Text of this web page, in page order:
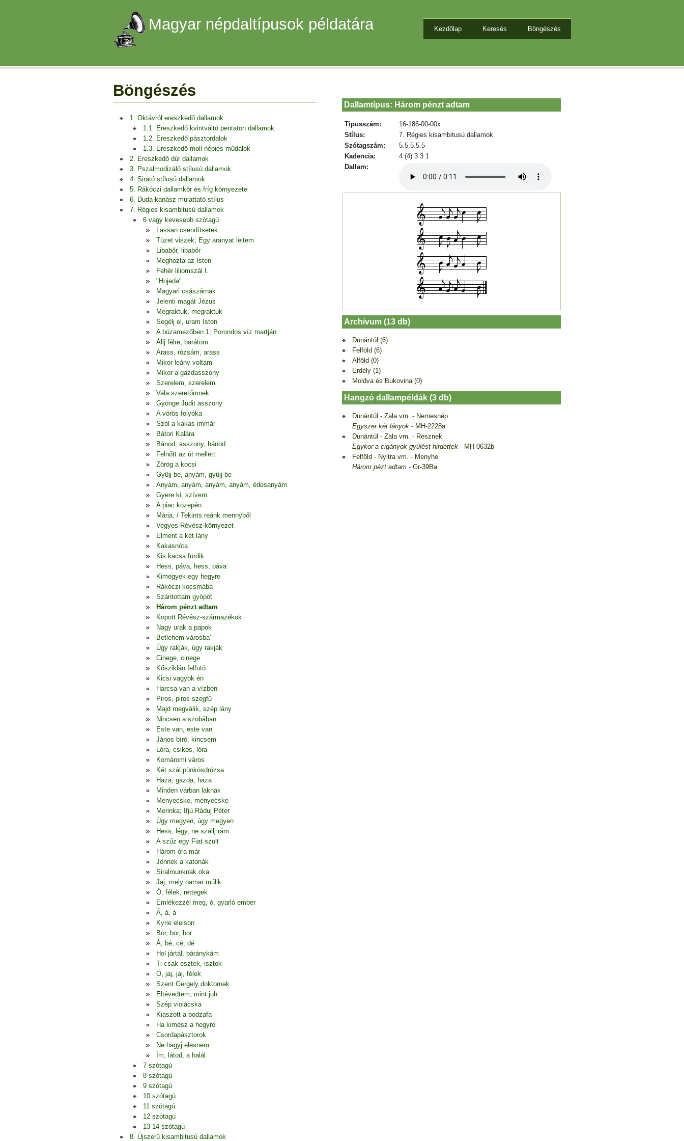
Magyar népdaltípusok példatára Kezdőlap Keresés Böngészés
Böngészés
1. Oktávról ereszkedő dallamok
1.1. Ereszkedő kvintváltó pentaton dallamok
1.2. Ereszkedő pásztordalok
1.3. Ereszkedő moll népies műdalok
2. Ereszkedő dúr dallamok
3. Pszalmodizáló stílusú dallamok
4. Sirató stílusú dallamok
5. Rákóczi dallamkör és fríg környezete
6. Duda-kanász mulattató stílus
7. Régies kisambitusú dallamok
6 vagy kevesebb szótagú
Lassan csendítsetek
Tüzet viszek; Egy aranyat leltem
Libabőr, libabőr
Meghozta az Isten
Fehér liliomszál I.
"Hojeda"
Magyari császárnak
Jelenti magát Jézus
Megraktuk, megraktuk
Segélj el, uram Isten
A búzamezőben 1; Porondos víz martján
Állj félre, barátom
Arass, rózsám, arass
Mikor leány voltam
Mikor a gazdasszony
Szerelem, szerelem
Vala szeretőmnek
Gyönge Judit asszony
A vörös folyóka
Szól a kakas immár
Bátori Kalára
Bánod, asszony, bánod
Felnőtt az út mellett
Zörög a kocsi
Gyüjj be, anyám, gyüjj be
Anyám, anyám, anyám, anyám, édesanyám
Gyere ki, szívem
A piac közepén
Mária, / Tekints reánk mennyből
Vegyes Révész-környezet
Elment a két lány
Kakasnóta
Kis kacsa fürdik
Hess, páva, hess, páva
Kimegyek egy hegyre
Rákóczi kocsmába
Szántottam gyöpöt
Három pénzt adtam
Kopott Révész-származékok
Nagy urak a papok
Betlehem városba'
Úgy rakják, úgy rakják
Cinege, cinege
Kősziklán felfutó
Kicsi vagyok én
Harcsa van a vízben
Piros, piros szegfű
Majd megválik, szép lány
Nincsen a szobában
Este van, este van
János bíró, kincsem
Lóra, csikós, lóra
Komáromi város
Két szál pünkösdrózsa
Haza, gazda, haza
Minden várban laknak
Menyecske, menyecske
Merinka; Ifjú Ráduj Péter
Úgy megyen, úgy megyen
Hess, légy, ne szállj rám
A szűz egy Fiat szült
Három óra már
Jönnek a katonák
Siralmunknak oka
Jaj, mely hamar múlik
Ó, félek, rettegek
Emlékezzél meg, ó, gyarló ember
Á, á, á
Kyrie eleison
Bor, bor, bor
Á, bé, cé, dé
Hol jártál, báránykám
Ti csak esztek, isztok
Ó, jaj, jaj, félek
Szent Gergely doktornak
Eltévedtem, mint juh
Szép violácska
Kiaszott a bodzafa
Ha kimész a hegyre
Csordapásztorok
Ne hagyj elesnem
Ím, látod, a halál
7 szótagú
8 szótagú
9 szótagú
10 szótagú
11 szótagú
12 szótagú
13-14 szótagú
8. Újszerű kisambitusú dallamok
Dallamtípus: Három pénzt adtam
Típusszám:
16-186-00-00x
Stílus:
7. Régies kisambitusú dallamok
Szótagszám:
5.5.5.5.5
Kadencia:
4 (4) 3 3 1
Dallam:
Archívum (13 db)
Dunántúl (6)
Felföld (6)
Alföld (0)
Erdély (1)
Moldva és Bukovina (0)
Hangzó dallampéldák (3 db)
Dunántúl - Zala vm. - Nemesnép
Egyszer két lányok - MH-2228a
Dunántúl - Zala vm. - Resznek
Egykor a cigányok gyűlést hirdettek - MH-0632b
Felföld - Nyitra vm. - Menyhe
Három pézt adtam - Gr-39Ba